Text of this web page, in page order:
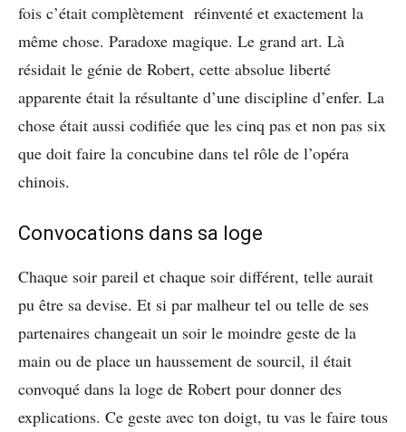
fois c’était complètement réinventé et exactement la
même chose. Paradoxe magique. Le grand art. Là
résidait le génie de Robert, cette absolue liberté
apparente était la résultante d’une discipline d’enfer. La
chose était aussi codifiée que les cinq pas et non pas six
que doit faire la concubine dans tel rôle de l’opéra
chinois.
Convocations dans sa loge
Chaque soir pareil et chaque soir différent, telle aurait
pu être sa devise. Et si par malheur tel ou telle de ses
partenaires changeait un soir le moindre geste de la
main ou de place un haussement de sourcil, il était
convoqué dans la loge de Robert pour donner des
explications. Ce geste avec ton doigt, tu vas le faire tous